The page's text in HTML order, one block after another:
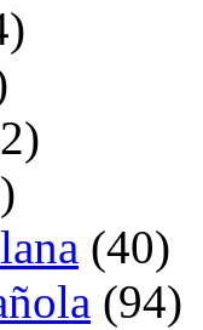
(40)
(94)